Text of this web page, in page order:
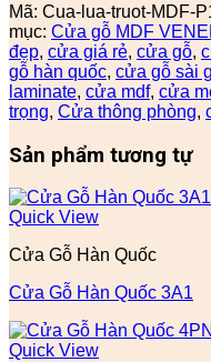
Mã: Cua-lua-truot-MDF-
mục: Cửa gỗ MDF
đẹp, cửa giá rẻ, cửa gỗ,
gỗ hàn quốc, cửa gỗ sài
laminate, cửa mdf, cửa
trọng, Cửa thông phòng,
Sản phẩm tương tự
Quick View
Cửa Gỗ Hàn Quốc
Cửa Gỗ Hàn Quốc 3A1
Quick View